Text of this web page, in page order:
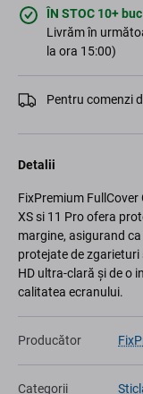
ÎN STOC 10+ buc
Livrăm în
la ora 15:00)
Pentru comenzi
Detalii
FixPremium
XS si 11 Pro ofera
margine, asigurand
protejate de
HD ultra-clară și de o
calitatea ecranului.
Producător
Categorii